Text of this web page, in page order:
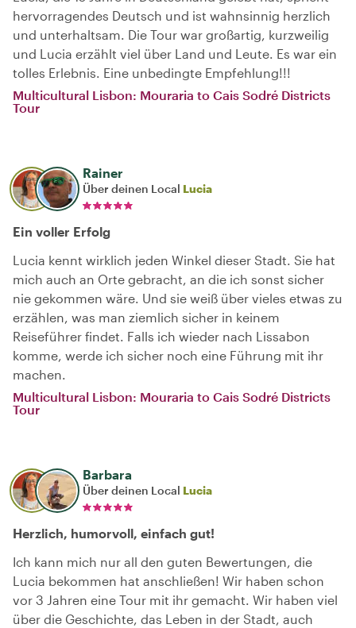
hervorragendes Deutsch und ist wahnsinnig herzlich
und unterhaltsam. Die Tour war großartig, kurzweilig
und Lucia erzählt viel über Land und Leute. Es war ein
tolles Erlebnis. Eine unbedingte Empfehlung!!!
Multicultural Lisbon: Mouraria to Cais Sodré Districts
Tour
Rainer
Über deinen Local Lucia
Ein voller Erfolg
Lucia kennt wirklich jeden Winkel dieser Stadt. Sie hat
mich auch an Orte gebracht, an die ich sonst sicher
nie gekommen wäre. Und sie weiß über vieles etwas zu
erzählen, was man ziemlich sicher in keinem
Reiseführer findet. Falls ich wieder nach Lissabon
komme, werde ich sicher noch eine Führung mit ihr
machen.
Multicultural Lisbon: Mouraria to Cais Sodré Districts
Tour
Barbara
Über deinen Local Lucia
Herzlich, humorvoll, einfach gut!
Ich kann mich nur all den guten Bewertungen, die
Lucia bekommen hat anschließen! Wir haben schon
vor 3 Jahren eine Tour mit ihr gemacht. Wir haben viel
über die Geschichte, das Leben in der Stadt, auch